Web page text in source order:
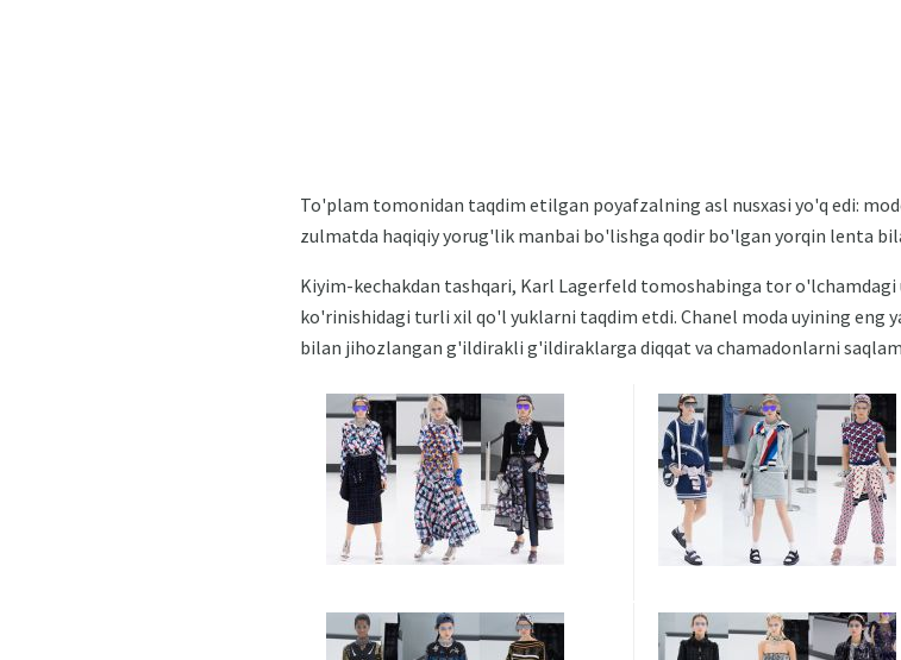
To'plam tomonidan taqdim etilgan poyafzalning asl nusxasi yo'q edi:
zulmatda haqiqiy yorug'lik manbai bo'lishga qodir bo'lgan yorqin lenta
Kiyim-kechakdan tashqari, Karl Lagerfeld tomoshabinga tor
ko'rinishidagi turli xil qo'l yuklarni taqdim etdi. Chanel moda uyining
bilan jihozlangan g'ildirakli g'ildiraklarga diqqat va chamadonlarni